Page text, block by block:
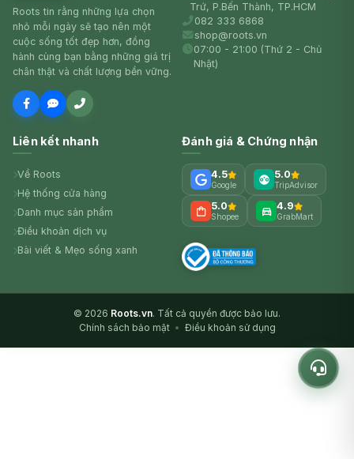
Roots tin rằng những lựa chọn
nhỏ mỗi ngày sẽ tạo nên một
cuộc sống tốt đẹp hơn, đồng
hành cùng bạn bằng những giá trị
chân thật và chất lượng bền vững.
Trứ, P.Bến Thành, TP.HCM
082 333 6868
shop@roots.vn
07:00 - 21:00 (Thứ 2 - Chủ
Nhật)
Liên kết nhanh
Về Roots
Hệ thống cửa hàng
Danh mục sản phẩm
Điều khoản dịch vụ
Bài viết & Mẹo sống xanh
Đánh giá & Chứng nhận
4.5
Google
5.0
TripAdvisor
5.0
Shopee
4.9
GrabMart
© 2026 Roots.vn. Tất cả quyền được bảo lưu.
Chính sách bảo mật • Điều khoản sử dụng